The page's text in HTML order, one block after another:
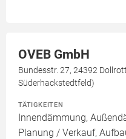
OVEB GmbH
Bundesstr. 27, 24392
Süderhackstedtfeld)
TÄTIGKEITEN
Innendämmung,
Planung / Verkauf,